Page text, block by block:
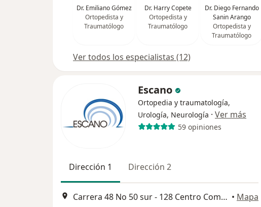
Dr. Emiliano Gómez
Ortopedista y
Traumatólogo
Dr. Harry Copete
Ortopedista y
Traumatólogo
Dr. Diego Fernando
Sanin Arango
Ortopedista y
Traumatólogo
Ver todos los especialistas (12)
Escano
Ortopedia y traumatología,
Urología, Neurología · Ver más
59 opiniones
Dirección 1 Dirección 2
Carrera 48 No 50 sur - 128 Centro Comercial Mayorca, Medellín • Mapa